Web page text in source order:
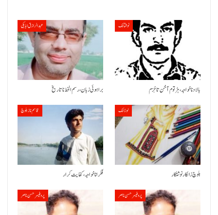
عبدالرازق ابابکی
براہوئی زبان ،رسم الخط نا تاریخ
نوشتانک
بالاد نا خواجہ، ہڑتوم آ خن تا خِزم
قاسم ناز بلوچ
فکر انا خواجہ، کفایت کرار
لوزانک
بلوچ زالکار نوشتکار
پروفیسر حسن ناصر پروفیسر حسن ناصر